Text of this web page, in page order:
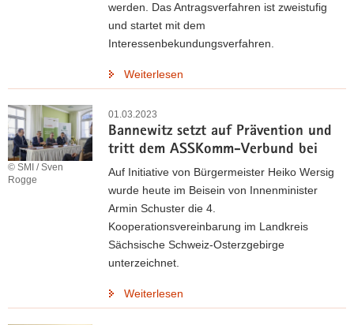
werden. Das Antragsverfahren ist zweistufig
und startet mit dem
Interessenbekundungsverfahren.
Weiterlesen
01.03.2023
Bannewitz setzt auf Prävention und
tritt dem ASSKomm-Verbund bei
© SMI / Sven
Rogge
Auf Initiative von Bürgermeister Heiko Wersig
wurde heute im Beisein von Innenminister
Armin Schuster die 4.
Kooperationsvereinbarung im Landkreis
Sächsische Schweiz-Osterzgebirge
unterzeichnet.
Weiterlesen